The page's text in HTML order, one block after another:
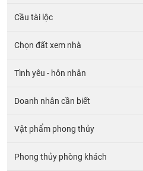
Cầu tài lộc
Chọn đất xem nhà
Tình yêu - hôn nhân
Doanh nhân cần biết
Vật phẩm phong thủy
Phong thủy phòng khách